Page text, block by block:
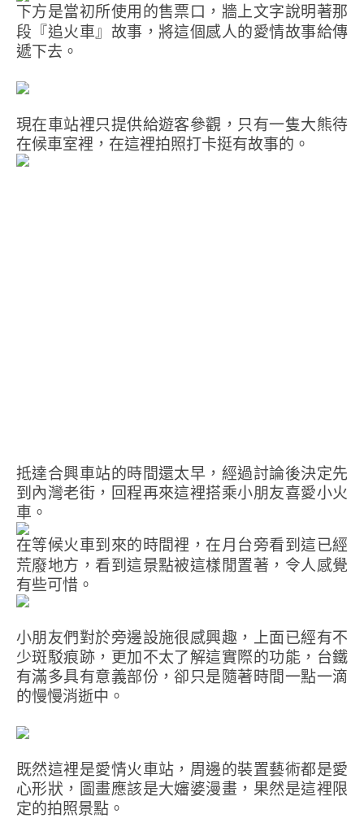
下方是當初所使用的售票口，牆上文字說明著那
段『追火車』故事，將這個感人的愛情故事給傳
遞下去。
現在車站裡只提供給遊客參觀，只有一隻大熊待
在候車室裡，在這裡拍照打卡挺有故事的。
抵達合興車站的時間還太早，經過討論後決定先
到內灣老街，回程再來這裡搭乘小朋友喜愛小火
車。
在等候火車到來的時間裡，在月台旁看到這已經
荒廢地方，看到這景點被這樣閒置著，令人感覺
有些可惜。
小朋友們對於旁邊設施很感興趣，上面已經有不
少斑駁痕跡，更加不太了解這實際的功能，台鐵
有滿多具有意義部份，卻只是隨著時間一點一滴
的慢慢消逝中。
既然這裡是愛情火車站，周邊的裝置藝術都是愛
心形狀，圖畫應該是大嬸婆漫畫，果然是這裡限
定的拍照景點。